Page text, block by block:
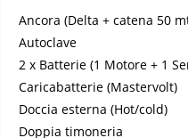
Ancora (Delta + catena 50
Autoclave
2 x Batterie (1 Motore + 1
Caricabatterie (Mastervolt)
Doccia esterna (Hot/cold)
Doppia timoneria